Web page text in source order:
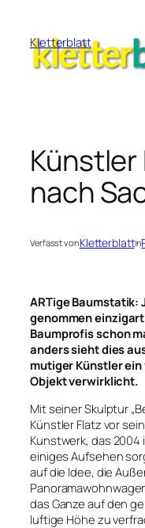
Inhalt
springen
Kletterblatt
nach
Verfasst vonKletterblattin
ARTige Baumstatik:
genommen
Baumprofis schon
anders sieht dies
mutiger Künstler
Objekt verwirklicht.
Mit seiner Skulptur
Künstler Flatz vor
Kunstwerk, das
einiges Aufsehen
auf die Idee, die
das Ganze auf den
luftige Höhe zu